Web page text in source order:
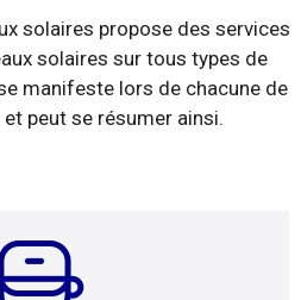
solaires propose des services
solaires sur tous types de
manifeste lors de chacune de
peut se résumer ainsi.